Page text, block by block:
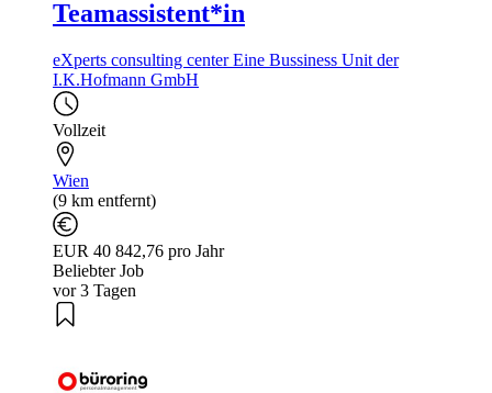
Teamassistent*in
eXperts consulting center Eine Bussiness Unit der
I.K.Hofmann GmbH
Vollzeit
Wien
(9 km entfernt)
EUR 40 842,76 pro Jahr
Beliebter Job
vor 3 Tagen